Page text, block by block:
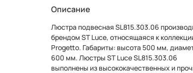
Описание
Люстра подвесная SL815.303.06
брендом ST Luce, относящаяся к
Progetto. Габариты: высота 500 мм, диаметр
600 мм. Люстры ST Luce SL815.303.06
выполнены из высококачественных и